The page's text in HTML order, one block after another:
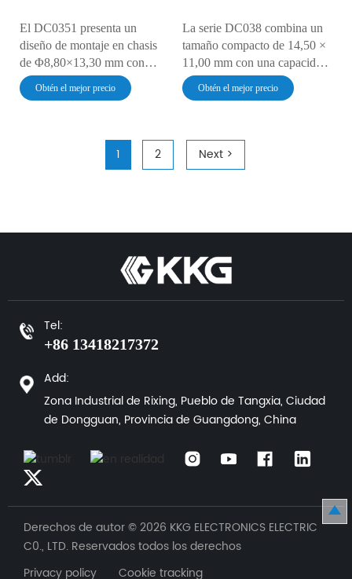
El DC0351 presenta un
diseño de montaje en chasis
de Φ8,80×13,30 mm con
resortes de contacto dobles
bifurcados, que proporciona
Diseñado para cámaras de
bloqueo roscada garantiza una
IP54, con un rango de
funcionamiento de -20 °C a
85 °C.
Obtén el mejor precio
La serie DC038 combina un
tamaño compacto de 14,50 ×
11,00 mm con una capacidad
de corriente de 1 A,
compatible con montaje
bifurcado, proporciona una
alimentación precisa de 5-12
contactos niquelados
ciclos (0 °C a 70 °C) con
protección básica IP42.
Obtén el mejor precio
1 2 Next >
Tel:
+86 13418217372
Add:
Zona Industrial de Rixing, Pueblo de Tangxia, Ciudad
de Dongguan, Provincia de Guangdong, China
Derechos de autor © 2026 KKG ELECTRONICS ELECTRIC
C0., LTD. Reservados todos los derechos
Privacy policy Cookie tracking